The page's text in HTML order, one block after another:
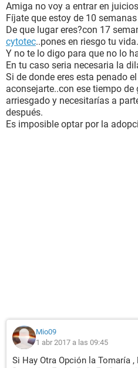
Amiga no voy a entrar en
Fíjate que estoy de 10
De que lugar eres?con 17
cytotec..pones en riesgo tu vida.
Y no te lo digo para que no lo
En tu caso seria necesaria la
Si de donde eres esta penado el
aconsejarte..con ese tiempo
arriesgado y necesitarías a
después.
Es imposible optar por la
Mio09
1 abr 2017 a las 09:45
Si Hay Otra Opción la Tomaría